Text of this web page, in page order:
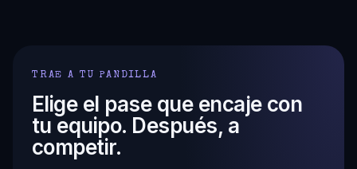
TRAE A TU PANDILLA
Elige el pase que encaje con
tu equipo. Después, a
competir.